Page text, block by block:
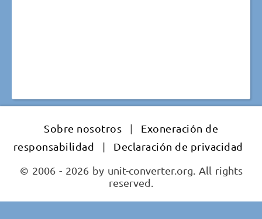
Sobre nosotros |
Exoneración de
responsabilidad
|
Declaración de privacidad
© 2006 - 2026 by unit-converter.org. All rights
reserved.